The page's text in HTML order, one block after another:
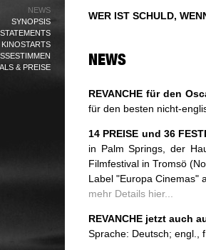
NEWS
SYNOPSIS
STATEMENTS
KINOSTARTS
& PREISE
WER IST SCHULD,
REVANCHE für den
für den besten nicht-
14 PREISE und 36
in Palm Springs, der
Filmfestival in Tromsö
Label "Europa Cinemas"
mehr Details hier...
REVANCHE jetzt auch
Sprache: Deutsch; engl.,